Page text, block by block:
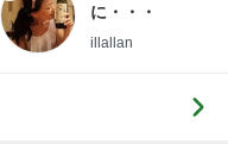
に・・・
illallan